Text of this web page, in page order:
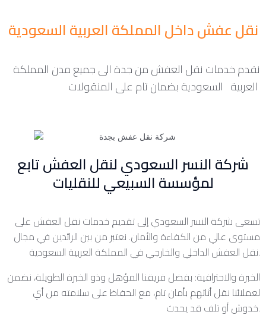
نقل عفش داخل المملكة العربية السعودية
نقدم خدمات نقل العفش من جدة الى جميع مدن المملكة
شركة النسر السعودي لنقل العفش تابع
لمؤسسة السبيعي للنقليات
تسعى شركة النسر السعودي إلى تقديم خدمات نقل العفش على
مستوى عالي من الكفاءة والأمان. نعتبر من بين الرائدين في مجال
نقل العفش الداخلي والخارجي في المملكة العربية السعودية.
الخبرة والاحترافية: بفضل فريقنا المؤهل وذو الخبرة الطويلة، نضمن
لعملائنا نقل أثاثهم بأمان تام، مع الحفاظ على سلامته من أي
خدوش أو تلف قد يحدث.